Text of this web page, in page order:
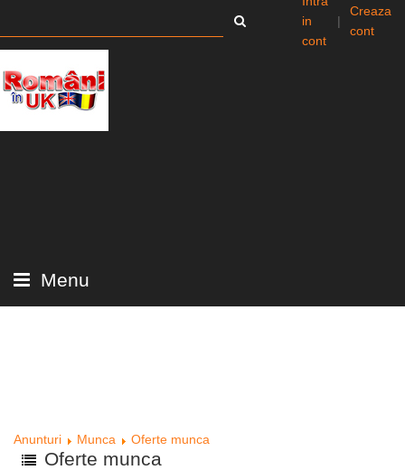
in
cont
|
Creaza
cont
Menu
Anunturi Munca Oferte munca
Oferte munca